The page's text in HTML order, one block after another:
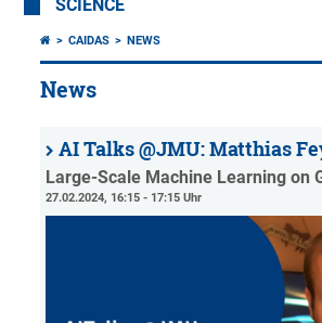
SCIENCE
CAIDAS NEWS
News
AI Talks @JMU: Matthias
Large-Scale Machine Learning on
27.02.2024, 16:15 - 17:15 Uhr